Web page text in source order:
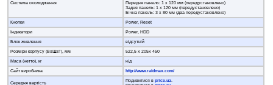
Система охолодження
Передня панель: 1 х 120 мм (передустановлено)
Задня панель: 1 x 120 мм (передустановлено)
Бічна панель: 3 х 80 мм (два передустановлено)
Кнопки
Power, Reset
Індикатори
Power, HDD
Блок живлення
відсутній
Розміри корпусу (ВхШхГ), мм
522,5 x 205x 450
Маса (нетто), кг
н/д
Сайт виробника
http://www.raidmax.com/
Середня вартість Подивитися вprice.ua.